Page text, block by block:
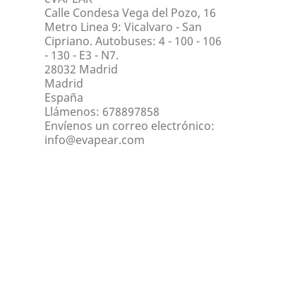
Calle Condesa Vega del Pozo, 16
Metro Linea 9: Vicalvaro - San
Cipriano. Autobuses: 4 - 100 - 106
- 130 - E3 - N7.
28032 Madrid
Madrid
España
Llámenos: 678897858
Envíenos un correo electrónico:
info@evapear.com